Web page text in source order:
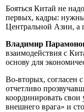
Бояться Китай не
первых, кадры: нужны
Центральной Азии, а
Владимир
взаимодействия с
основу для
Во-вторых, согласен
отчетливо
координировать свои
внешнего врага» и